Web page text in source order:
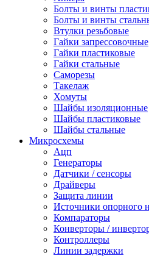
Болты и винты
Болты и винты
Втулки резьбовые
Гайки запрессовочные
Гайки пластиковые
Гайки стальные
Саморезы
Такелаж
Хомуты
Шайбы изоляционные
Шайбы пластиковые
Шайбы стальные
Микросхемы
Ацп
Генераторы
Датчики / сенсоры
Драйверы
Защита линии
Источники опорного
Компараторы
Конверторы /
Контроллеры
Линии задержки